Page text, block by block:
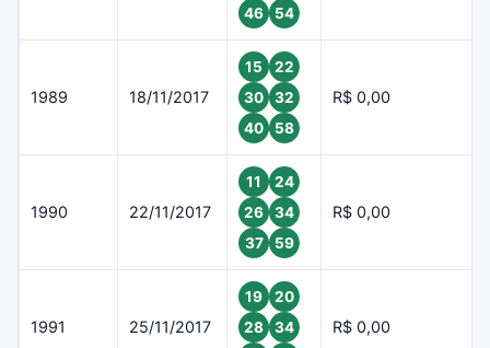
46
54
1989 18/11/2017
15
22
30
32
40
58
R$ 0,00
1990 22/11/2017
11
24
26
34
37
59
R$ 0,00
1991 25/11/2017
19
20
28
34
R$ 0,00